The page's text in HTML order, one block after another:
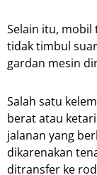
Selain itu, mobil
tidak timbul
gardan mesin
Salah satu
berat atau
jalanan yang
dikarenakan
ditransfer ke